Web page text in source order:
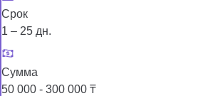
Срок
1 – 25 дн.
Сумма
50 000 - 300 000 ₸